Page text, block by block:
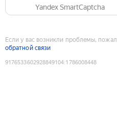
Yandex SmartCaptcha
Если у вас возникли проблемы,
обратной связи
9176533602928849104:1786008448